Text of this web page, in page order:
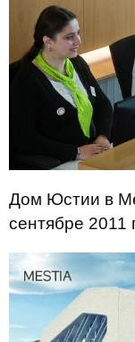
Дом Юстии в
сентябре 2011